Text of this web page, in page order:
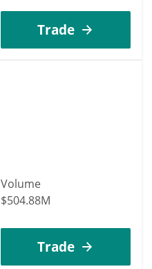
Trade
Volume
$504.88M
Trade